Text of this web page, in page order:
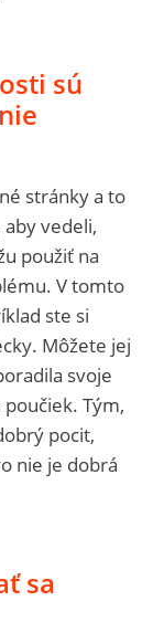
sú
stránky a to
vedeli,
použiť na
V tomto
ste si
Môžete jej
svoje
Tým,
pocit,
nie je dobrá
sa